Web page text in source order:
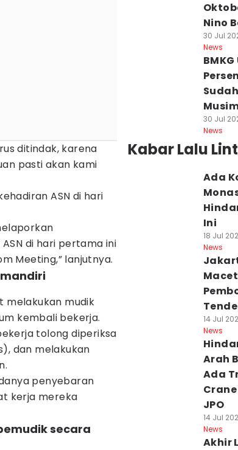
ditindak, karena
pasti akan kami
ASN di hari
di hari pertama ini
Meeting,” lanjutnya.
melakukan mudik
kembali bekerja.
tolong diperiksa
dan melakukan
penyebaran
kerja mereka
secara
Nino
30 Jul
News
30 Jul
News
Kabar Lalu
Ada
Ini
18 Jul
News
14 Jul
News
Arah
Ada
JPO
14 Jul
News
Akhir